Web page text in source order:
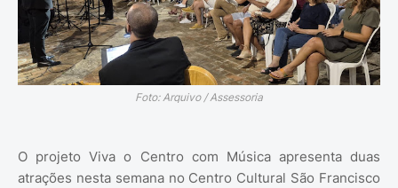
Foto: Arquivo / Assessoria
O projeto Viva o Centro com Música apresenta duas
atrações nesta semana no Centro Cultural São Francisco